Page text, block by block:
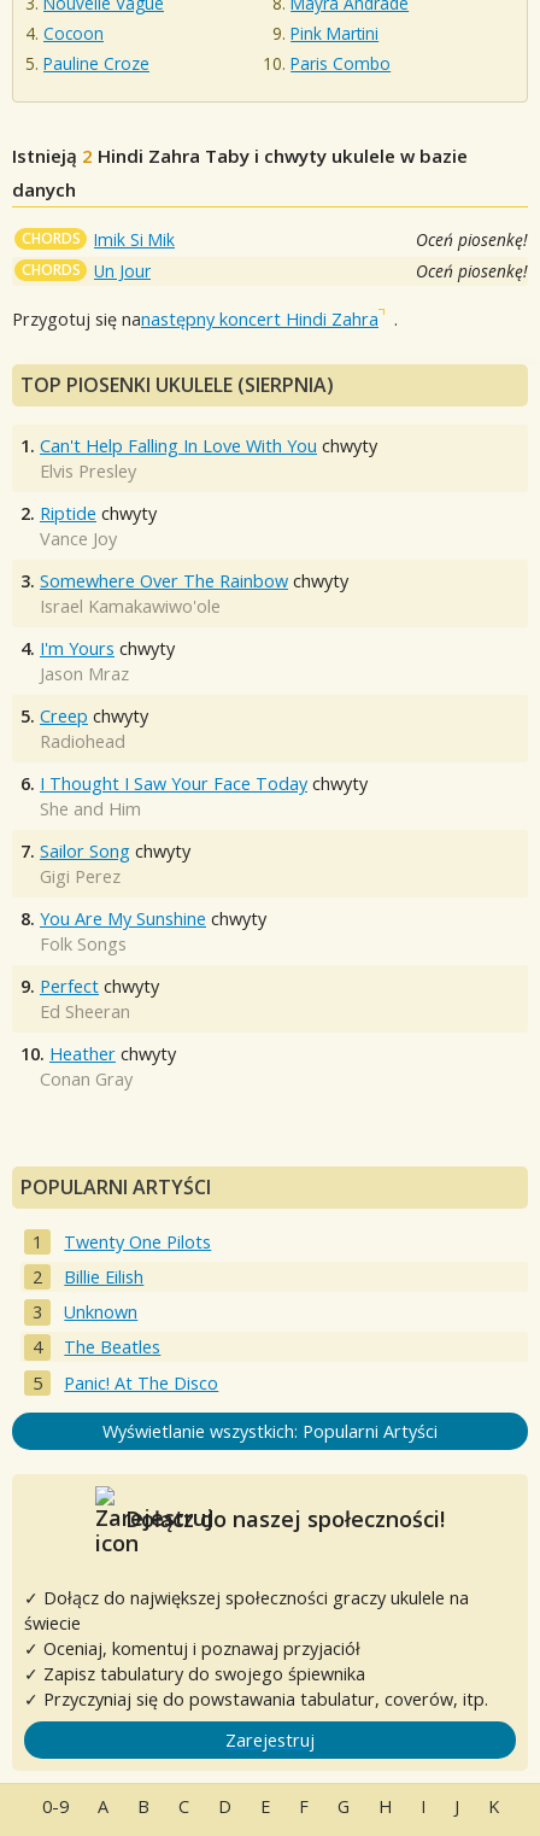
Cocoon
Pauline Croze
Pink Martini
Paris Combo
Istnieją 2 Hindi Zahra Taby i chwyty ukulele w bazie
danych
CHORDS Imik Si Mik Oceń piosenkę!
CHORDS Un Jour Oceń piosenkę!
Przygotuj się nanastępny koncert Hindi Zahra .
TOP PIOSENKI UKULELE (SIERPNIA)
1. Can't Help Falling In Love With You chwyty
Elvis Presley
2. Riptide chwyty
Vance Joy
3. Somewhere Over The Rainbow chwyty
Israel Kamakawiwo'ole
4. I'm Yours chwyty
Jason Mraz
5. Creep chwyty
Radiohead
6. I Thought I Saw Your Face Today chwyty
She and Him
7. Sailor Song chwyty
Gigi Perez
8. You Are My Sunshine chwyty
Folk Songs
9. Perfect chwyty
Ed Sheeran
10. Heather chwyty
Conan Gray
POPULARNI ARTYŚCI
Twenty One Pilots
Billie Eilish
Unknown
The Beatles
Panic! At The Disco
Wyświetlanie wszystkich: Popularni Artyści
Dołącz do naszej społeczności!
✓ Dołącz do największej społeczności graczy ukulele na
świecie
✓ Oceniaj, komentuj i poznawaj przyjaciół
✓ Zapisz tabulatury do swojego śpiewnika
✓ Przyczyniaj się do powstawania tabulatur, coverów, itp.
Zarejestruj
0-9 A B C D E F G H I J K